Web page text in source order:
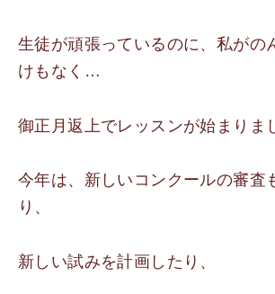
生徒が頑張っているのに、私がの
けもなく…
御正月返上でレッスンが始まりま
今年は、新しいコンクールの審査
り、
新しい試みを計画したり、